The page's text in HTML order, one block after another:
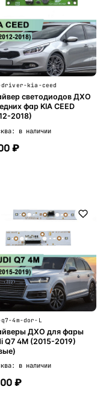
kia-ceed
светодиодов ДХО
фар KIA CEED
2018)
в наличии
₽
4m-dor-L
ДХО для фары
Q7 4M (2015-2019)
в наличии
₽